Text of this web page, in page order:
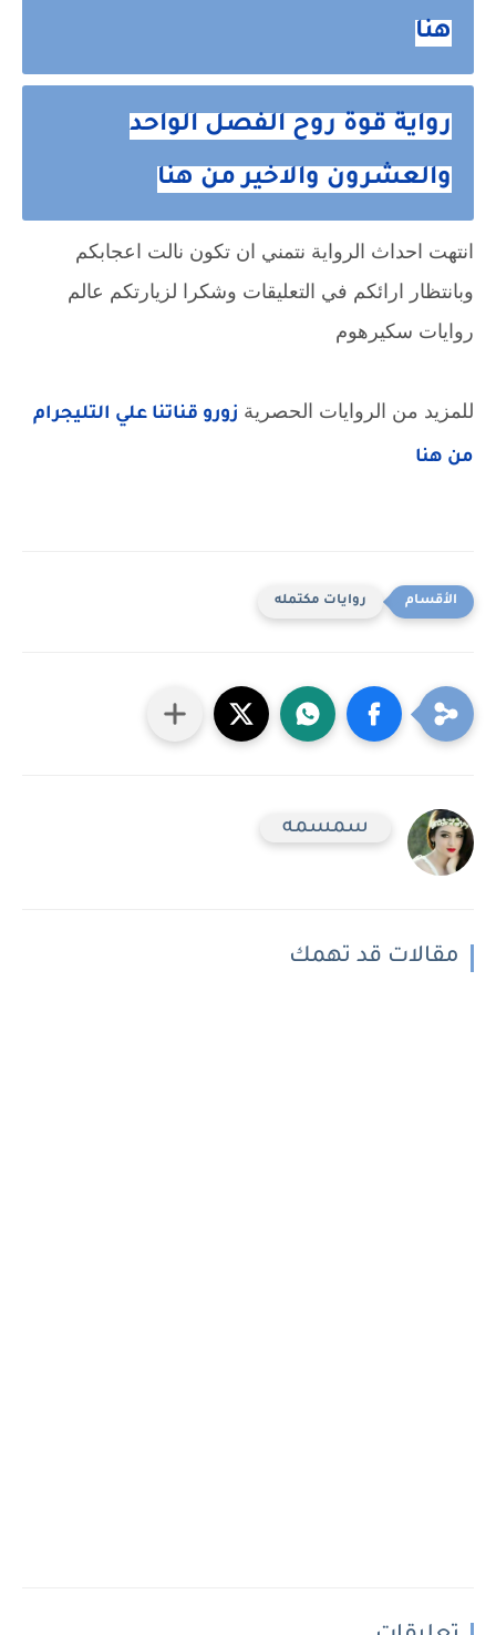
هنا
رواية قوة روح الفصل الواحد
والعشرون والاخير من هنا
انتهت احداث الرواية نتمني ان تكون نالت اعجابكم
وبانتظار ارائكم في التعليقات وشكرا لزيارتكم عالم
روايات سكيرهوم
للمزيد من الروايات الحصرية زورو قناتنا علي التليجرام
من هنا
روايات مكتمله
سمسمه
مقالات قد تهمك